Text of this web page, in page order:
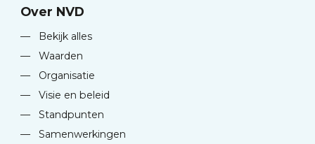
Over NVD
—
Bekijk alles
—
Waarden
—
Organisatie
—
Visie en beleid
—
Standpunten
—
Samenwerkingen